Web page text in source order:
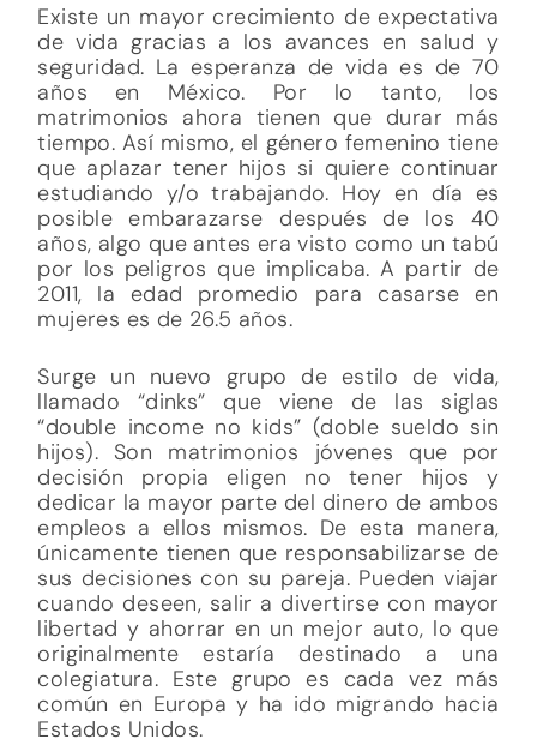
Existe un mayor crecimiento de expectativa
de vida gracias a los avances en salud y
seguridad. La esperanza de vida es de 70
años en México. Por lo tanto, los
matrimonios ahora tienen que durar más
tiempo. Así mismo, el género femenino tiene
que aplazar tener hijos si quiere continuar
estudiando y/o trabajando. Hoy en día es
posible embarazarse después de los 40
años, algo que antes era visto como un tabú
por los peligros que implicaba. A partir de
2011, la edad promedio para casarse en
mujeres es de 26.5 años.
Surge un nuevo grupo de estilo de vida,
llamado “dinks” que viene de las siglas
“double income no kids” (doble sueldo sin
hijos). Son matrimonios jóvenes que por
decisión propia eligen no tener hijos y
dedicar la mayor parte del dinero de ambos
empleos a ellos mismos. De esta manera,
únicamente tienen que responsabilizarse de
sus decisiones con su pareja. Pueden viajar
cuando deseen, salir a divertirse con mayor
libertad y ahorrar en un mejor auto, lo que
originalmente estaría destinado a una
colegiatura. Este grupo es cada vez más
común en Europa y ha ido migrando hacia
Estados Unidos.